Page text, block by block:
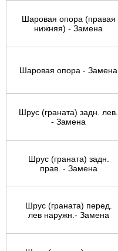
Шаровая опора (правая
нижняя) - Замена
Шаровая опора - Замена
Шрус (граната) задн. лев.
- Замена
Шрус (граната) задн.
прав. - Замена
Шрус (граната) перед.
лев наружн.- Замена